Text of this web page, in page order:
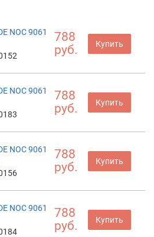
NOC 9061
788
руб.
Купить
NOC 9061
788
руб.
Купить
NOC 9061
788
руб.
Купить
NOC 9061
788
руб.
Купить